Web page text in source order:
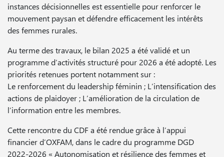
instances décisionnelles est essentielle pour renforcer le
mouvement paysan et défendre efficacement les intérêts
des femmes rurales.
Au terme des travaux, le bilan 2025 a été validé et un
programme d’activités structuré pour 2026 a été adopté. Les
priorités retenues portent notamment sur :
Le renforcement du leadership féminin ; L’intensification des
actions de plaidoyer ; L’amélioration de la circulation de
l’information entre les membres.
Cette rencontre du CDF a été rendue grâce à l’appui
financier d’OXFAM, dans le cadre du programme DGD
2022-2026 « Autonomisation et résilience des femmes et